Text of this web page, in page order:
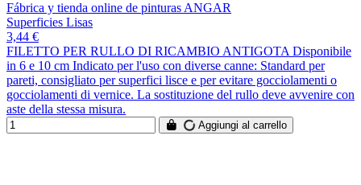
Fábrica y tienda online de pinturas ANGAR
Superficies Lisas
3,44 €
FILETTO PER RULLO DI RICAMBIO ANTIGOTA Disponibile
in 6 e 10 cm Indicato per l'uso con diverse canne: Standard per
pareti, consigliato per superfici lisce e per evitare gocciolamenti o
gocciolamenti di vernice. La sostituzione del rullo deve avvenire con
aste della stessa misura.
Aggiungi al carrello